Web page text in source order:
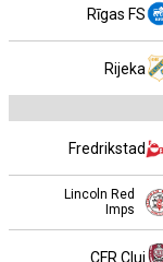
Rīgas FS
Rijeka
Fredrikstad
Lincoln Red
Imps
CFR Cluj